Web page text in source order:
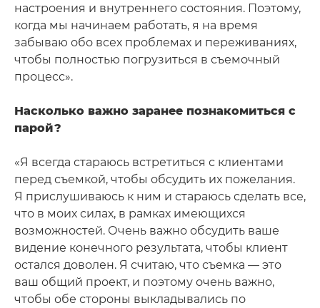
настроения и внутреннего состояния. Поэтому,
когда мы начинаем работать, я на время
забываю обо всех проблемах и переживаниях,
чтобы полностью погрузиться в съемочный
процесс».
Насколько важно заранее познакомиться с
парой?
«Я всегда стараюсь встретиться с клиентами
перед съемкой, чтобы обсудить их пожелания.
Я прислушиваюсь к ним и стараюсь сделать все,
что в моих силах, в рамках имеющихся
возможностей. Очень важно обсудить ваше
видение конечного результата, чтобы клиент
остался доволен. Я считаю, что съемка — это
ваш общий проект, и поэтому очень важно,
чтобы обе стороны выкладывались по